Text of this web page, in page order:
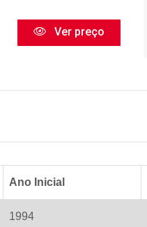
Ver preço
Ano Inicial
1994